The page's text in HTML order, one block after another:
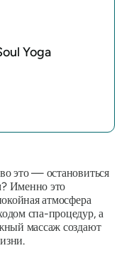
Yoga
это — остановиться
Именно это
атмосфера
спа-процедур, а
массаж создают